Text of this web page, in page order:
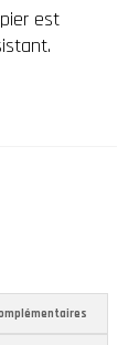
est